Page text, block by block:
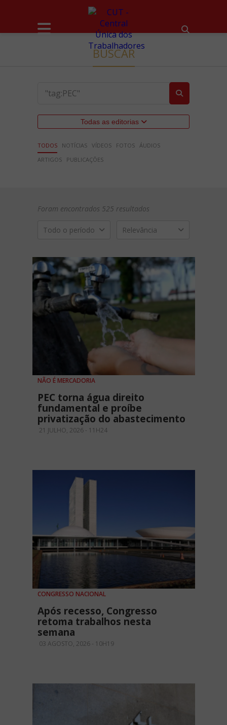
BUSCAR
Todas as editorias
TODOS NOTÍCIAS VÍDEOS FOTOS ÁUDIOS
ARTIGOS
PUBLICAÇÕES
Foram encontrados 525 resultados
Todo o período Relevância
NÃO É MERCADORIA
PEC torna água direito
fundamental e proíbe
privatização do abastecimento
21 JULHO, 2026 - 11H24
CONGRESSO NACIONAL
Após recesso, Congresso
retoma trabalhos nesta
semana
03 AGOSTO, 2026 - 10H19